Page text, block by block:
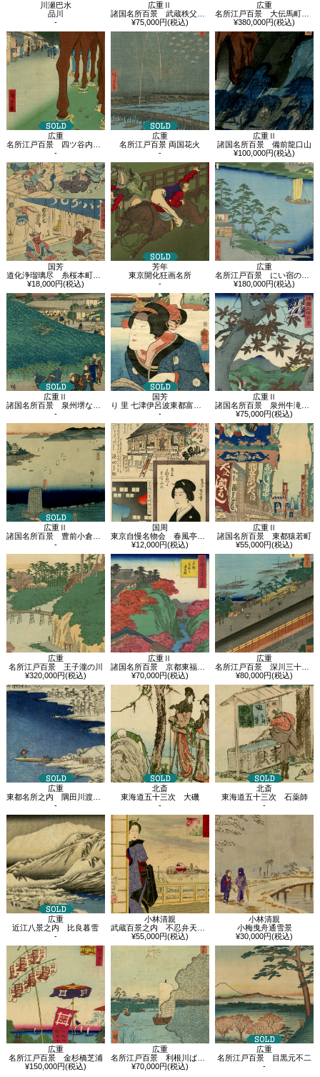
川瀬巴水
品川
-
広重Ⅱ
諸国名所百景 武蔵秩父山中
¥75,000円(税込)
広重
名所江戸百景 大伝馬町こふく店
¥380,000円(税込)
広重
名所江戸百景 四ツ谷内藤新宿
-
広重
名所江戸百景 両国花火
-
広重Ⅱ
諸国名所百景 備前龍口山
¥100,000円(税込)
国芳
道化浄瑠璃尽 糸桜本町育 小石川の段、膝栗毛 草津の段
¥18,000円(税込)
芳年
東京開化狂画名所
-
広重
名所江戸百景 にい宿のわたし
¥180,000円(税込)
広重Ⅱ
諸国名所百景 泉州堺なにわやの松
-
国芳
り 里 七津伊呂波東都富士尽、佃嶋の富士 鮨屋娘おさと
-
広重Ⅱ
諸国名所百景 泉州牛滝丹楓
¥75,000円(税込)
広重Ⅱ
諸国名所百景 豊前小倉瀬海岸景
-
国周
東京自慢名物会 春風亭小柳枝
¥12,000円(税込)
広重Ⅱ
諸国名所百景 東都猿若町
¥55,000円(税込)
広重
名所江戸百景 王子瀧の川
¥320,000円(税込)
広重Ⅱ
諸国名所百景 京都東福寺通天橋
¥70,000円(税込)
広重
名所江戸百景 深川三十三間堂
¥80,000円(税込)
広重
東都名所之内 隅田川渡場雪晴之図
-
北斎
東海道五十三次 大磯
-
北斎
東海道五十三次 石薬師
-
広重
近江八景之内 比良暮雪
-
小林清親
武蔵百景之内 不忍弁天 雪晴
¥55,000円(税込)
小林清親
小梅曳舟通雪景
¥30,000円(税込)
広重
名所江戸百景 金杉橋芝浦
¥150,000円(税込)
広重
名所江戸百景 利根川ばらばら松
¥70,000円(税込)
広重
名所江戸百景 目黒元不二
-